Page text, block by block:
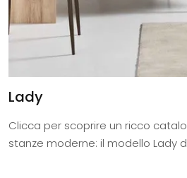
Lady
Clicca per scoprire un ricco
stanze moderne: il modello Lady